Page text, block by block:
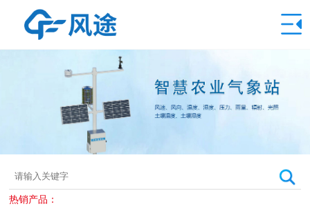
热销产品：